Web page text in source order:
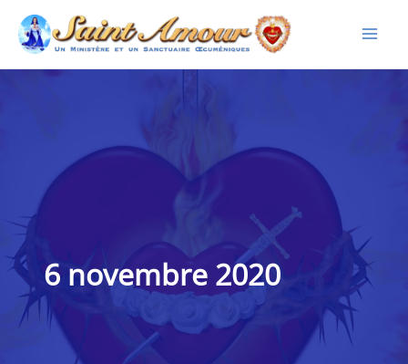
Aller
contenu
6 novembre 2020